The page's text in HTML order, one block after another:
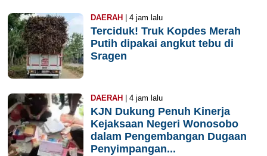
DAERAH | 4 jam lalu
Terciduk! Truk Kopdes Merah
Putih dipakai angkut tebu di
Sragen
DAERAH | 4 jam lalu
KJN Dukung Penuh Kinerja
Kejaksaan Negeri Wonosobo
dalam Pengembangan Dugaan
Penyimpangan...